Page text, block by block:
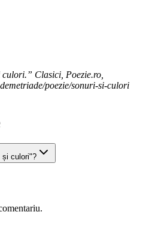
Clasici, Poezie.ro,
poezie/sonuri-si-culori
și culori"?